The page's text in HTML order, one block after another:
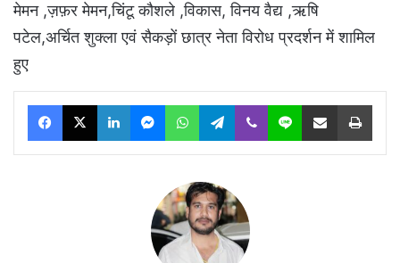
मेमन ,ज़फ़र मेमन,चिंटू कौशले ,विकास, विनय वैद्य ,ऋषि
पटेल,अर्चित शुक्ला एवं सैकड़ों छात्र नेता विरोध प्रदर्शन में शामिल
हुए
Facebook
X LinkedInMessengerWhatsAppTelegram
Viber Line Share via Email Print